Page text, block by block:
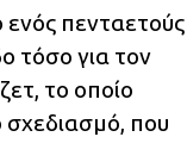
ενός πενταετούς
τόσο για τον
το οποίο
σχεδιασμό, που